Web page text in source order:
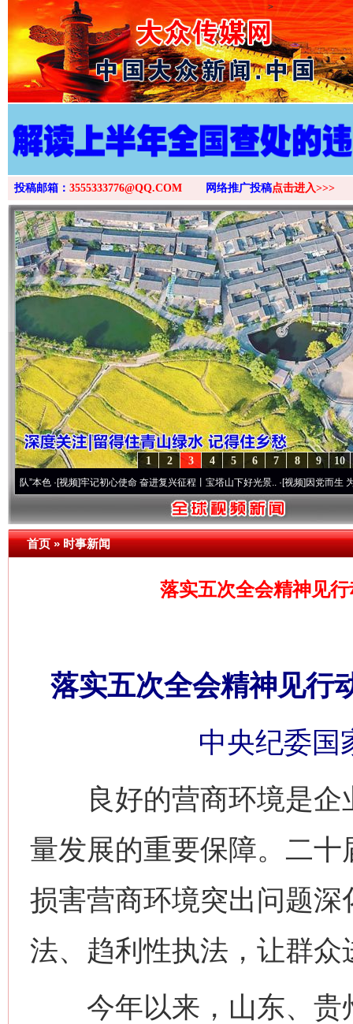
>
投稿邮箱： 3555333776@QQ.COM 网络推广投稿点击进入>>>
10
9
8
7
6
5
4
3
2
1
·[视频]牢记初心使命 奋进复兴征程丨宝塔山下好光景..·[视频]因党而生 为党而战
首页»时事新闻
落实五次全会精神见
落实五次全会精神见行
中央纪委国
良好的营商环境是企
量发展的重要保障。二
损害营商环境突出问题
法、趋利性执法，让群
今年以来，山东、贵